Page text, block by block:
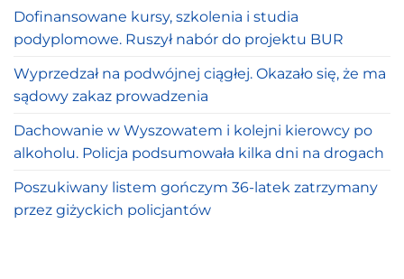
Dofinansowane kursy, szkolenia i studia
podyplomowe. Ruszył nabór do projektu BUR
Wyprzedzał na podwójnej ciągłej. Okazało się, że ma
sądowy zakaz prowadzenia
Dachowanie w Wyszowatem i kolejni kierowcy po
alkoholu. Policja podsumowała kilka dni na drogach
Poszukiwany listem gończym 36-latek zatrzymany
przez giżyckich policjantów